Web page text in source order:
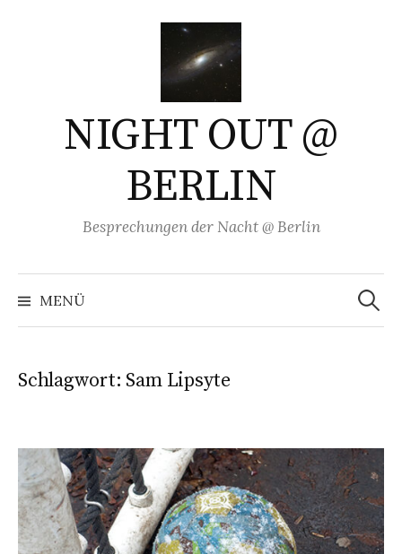
NIGHT OUT @
BERLIN
Besprechungen der Nacht @ Berlin
MENÜ
Suchen
nach:
Schlagwort: Sam Lipsyte